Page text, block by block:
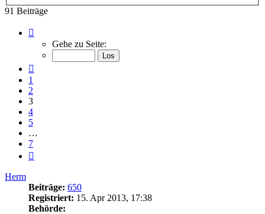
91 Beiträge
von
Gehe zu Seite:
1
2
3
4
5
…
7
Herm
Beiträge: 650
Registriert: 15. Apr 2013, 17:38
Behörde: